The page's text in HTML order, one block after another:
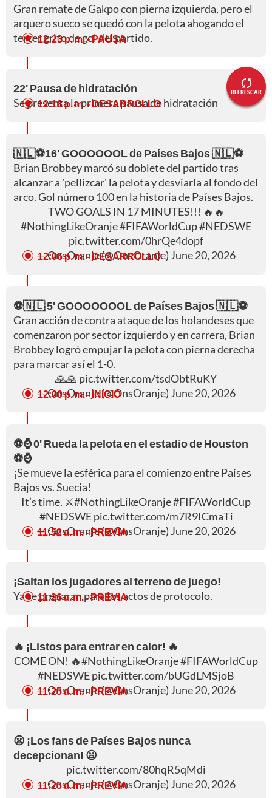
REFRESCAR
Gran remate de Gakpo con pierna izquierda, pero el
arquero sueco se quedó con la pelota ahogando el
tercer grito de gol del partido.
12:23 p. m.- PAUSA
22' Pausa de hidratación
Se presenta la primera pausa de hidratación
12:18 p. m.- DESARROLLO
🇳🇱⚽16' GOOOOOOL de Países Bajos 🇳🇱⚽
Brian Brobbey marcó su doblete del partido tras
alcanzar a 'pellizcar' la pelota y desviarla al fondo del
arco. Gol número 100 en la historia de Países Bajos.
TWO GOALS IN 17 MINUTES!!! 🔥🔥
#NothingLikeOranje#FIFAWorldCup#NEDSWE
pic.twitter.com/0hrQe4dopf
— OnsOranje (@OnsOranje) June 20, 2026
12:06 p. m.- DESARROLLO
⚽🇳🇱 5' GOOOOOOOL de Países Bajos 🇳🇱⚽
Gran acción de contra ataque de los holandeses que
comenzaron por sector izquierdo y en carrera, Brian
Brobbey logró empujar la pelota con pierna derecha
para marcar así el 1-0.
🙏🙏 pic.twitter.com/tsdObtRuKY
— OnsOranje (@OnsOranje) June 20, 2026
12:00 p. m.- INICIO
⚽⌚ 0' Rueda la pelota en el estadio de Houston
⚽⌚
¡Se mueve la esférica para el comienzo entre Países
Bajos vs. Suecia!
It’s time. ⚔️#NothingLikeOranje#FIFAWorldCup
#NEDSWE pic.twitter.com/m7R9ICmaTi
— OnsOranje (@OnsOranje) June 20, 2026
11:52 a. m.- PREVIA
¡Saltan los jugadores al terreno de juego!
Ya se preparan para los actos de protocolo.
11:26 a. m. - PREVIA
🔥 ¡Listos para entrar en calor! 🔥
COME ON! 🔥#NothingLikeOranje#FIFAWorldCup
#NEDSWEpic.twitter.com/bUGdLMSjoB
— OnsOranje (@OnsOranje) June 20, 2026
11:25 a. m.- PREVIA
😦 ¡Los fans de Países Bajos nunca
decepcionan! 😦
pic.twitter.com/80hqR5qMdi
— OnsOranje (@OnsOranje) June 20, 2026
11:25 a. m.- PREVIA